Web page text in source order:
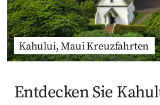
Kahului, Maui Kreuzfahrten
Entdecken Sie